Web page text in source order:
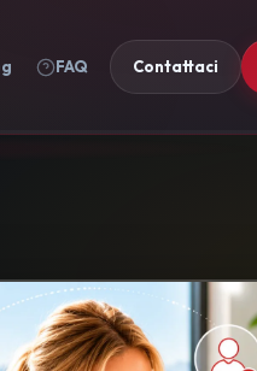
FAQ Contattaci